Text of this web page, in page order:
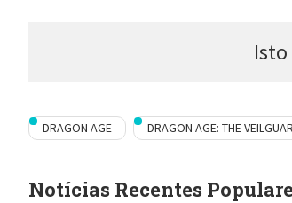
DRAGON AGE DRAGON AGE: THE
Notícias Recentes